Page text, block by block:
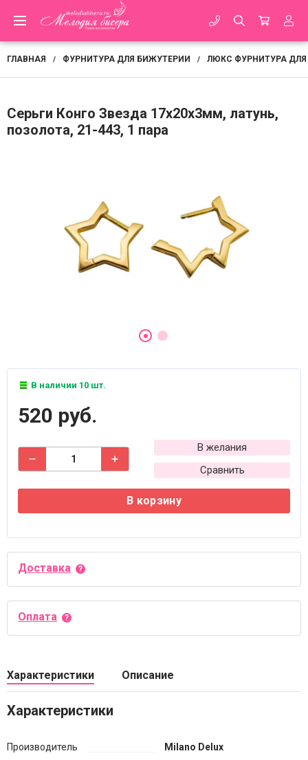
ГЛАВНАЯ / ФУРНИТУРА ДЛЯ БИЖУТЕРИИ / ЛЮКС ФУРНИТУРА
Серьги Конго Звезда 17х20х3мм, латунь,
позолота, 21-443, 1 пара
В наличии 10 шт.
520 руб.
В желания
Сравнить
В корзину
Доставка
Оплата
Характеристики Описание
Характеристики
Производитель Milano Delux